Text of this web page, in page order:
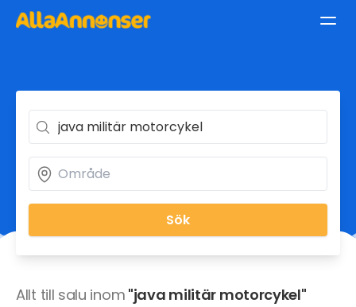
Sök
Allt till salu inom "java militär motorcykel"